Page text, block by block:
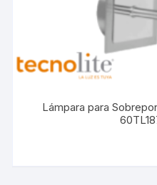
Lámpara para